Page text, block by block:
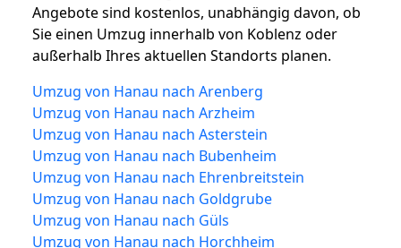
Angebote sind kostenlos, unabhängig davon, ob
Sie einen Umzug innerhalb von Koblenz oder
außerhalb Ihres aktuellen Standorts planen.
Umzug von Hanau nach Arenberg
Umzug von Hanau nach Arzheim
Umzug von Hanau nach Asterstein
Umzug von Hanau nach Bubenheim
Umzug von Hanau nach Ehrenbreitstein
Umzug von Hanau nach Goldgrube
Umzug von Hanau nach Güls
Umzug von Hanau nach Horchheim